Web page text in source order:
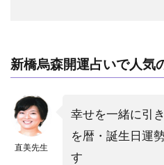
新橋烏森開運占いで人
直美先生
幸せを一緒に引
を暦・誕生日運
す